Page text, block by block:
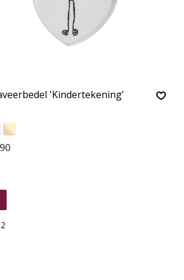
'Kindertekening'